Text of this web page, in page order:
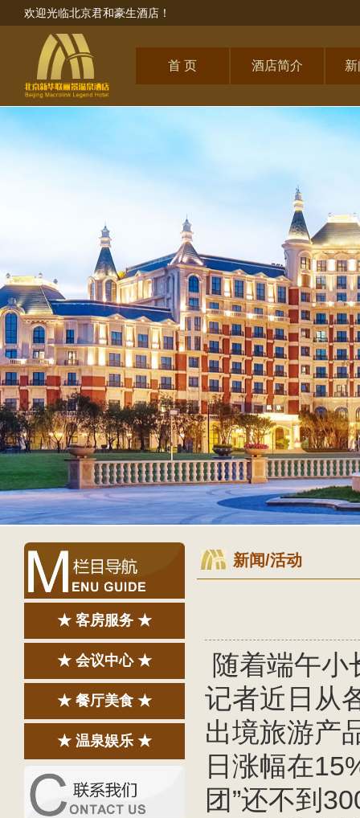
欢迎光临北京君和豪生酒店！
首 页 酒店简介
★ 客房服务 ★
★ 会议中心 ★
★ 餐厅美食 ★
★ 温泉娱乐 ★
新闻/活动
随着端午小
记者近日从
出境旅游产
日涨幅在
团”还不到